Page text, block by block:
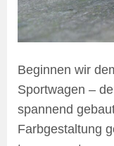
Beginnen wir
Sportwagen –
spannend
Farbgestaltung